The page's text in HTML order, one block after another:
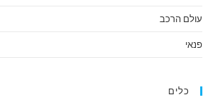
עולם הרכב
פנאי
כלים